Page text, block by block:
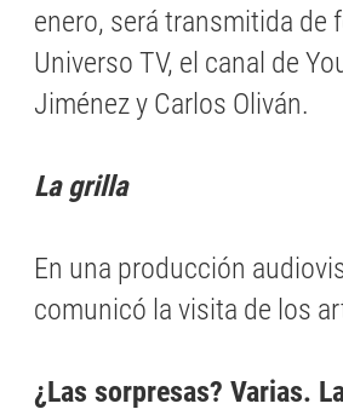
enero, será transmitida de
Universo TV, el canal de
Jiménez y Carlos Oliván.
La grilla
En una producción
comunicó la visita de los
¿Las sorpresas? Varias.